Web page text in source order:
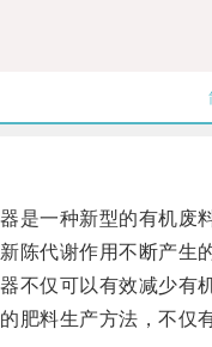
一种新型的有机废料
代谢作用不断产生的
仅可以有效减少有机
料生产方法，不仅有